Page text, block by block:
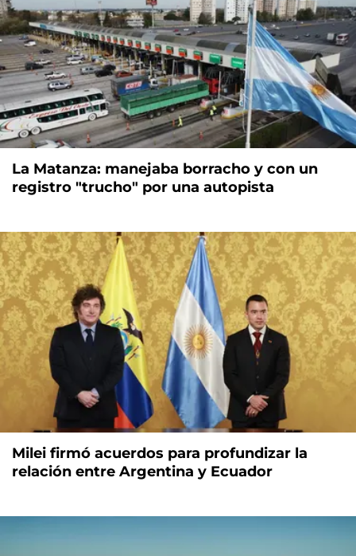
La Matanza: manejaba borracho y con un
registro "trucho" por una autopista
Milei firmó acuerdos para profundizar la
relación entre Argentina y Ecuador